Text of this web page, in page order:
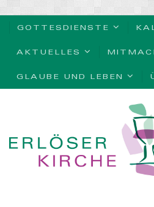
GOTTESDIENSTE
AKTUELLES
GLAUBE UND LEBEN